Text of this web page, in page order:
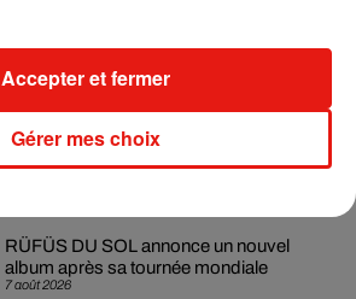
7 août 2026
RÜFÜS DU SOL annonce un nouvel
album après sa tournée mondiale
Gérer mes choix
Accepter et fermer